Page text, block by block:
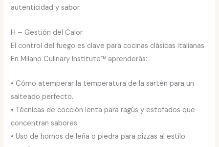
autenticidad y sabor.
H – Gestión del Calor
El control del fuego es clave para cocinas clásicas italianas.
En Milano Culinary Institute™ aprenderás:
• Cómo atemperar la temperatura de la sartén para un
salteado perfecto.
• Técnicas de cocción lenta para ragús y estofados que
concentran sabores.
• Uso de hornos de leña o piedra para pizzas al estilo